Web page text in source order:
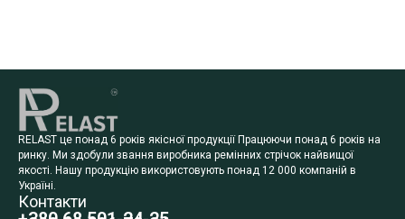
RELAST це понад 6 років якісної продукції Працюючи понад 6 років на
ринку. Ми здобули звання виробника ремінних стрічок найвищої
якості. Нашу продукцію використовують понад 12 000 компаній в
Україні.
Контакти